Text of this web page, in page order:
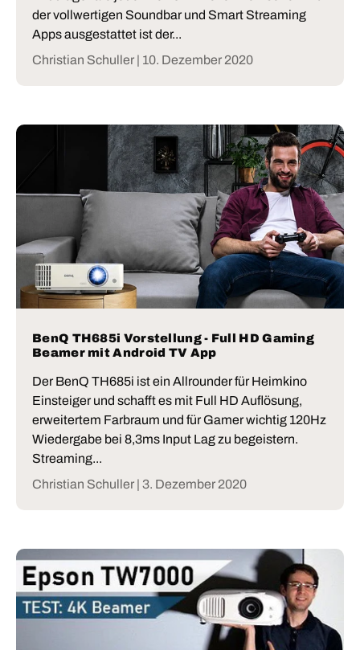
der vollwertigen Soundbar und Smart Streaming
Apps ausgestattet ist der...
Christian Schuller | 10. Dezember 2020
BenQ TH685i Vorstellung - Full HD Gaming
Beamer mit Android TV App
Der BenQ TH685i ist ein Allrounder für Heimkino
Einsteiger und schafft es mit Full HD Auflösung,
erweitertem Farbraum und für Gamer wichtig 120Hz
Wiedergabe bei 8,3ms Input Lag zu begeistern.
Streaming...
Christian Schuller | 3. Dezember 2020